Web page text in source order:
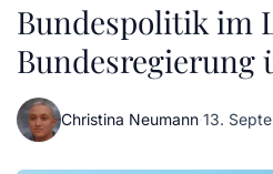
Bundespolitik im
Bundesregierung
Christina Neumann·13.